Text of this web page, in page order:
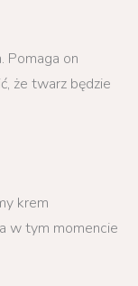
Pomaga on
że twarz będzie
krem
w tym momencie